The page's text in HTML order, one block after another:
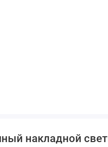
накладной